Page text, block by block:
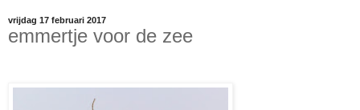
vrijdag 17 februari 2017
emmertje voor de zee